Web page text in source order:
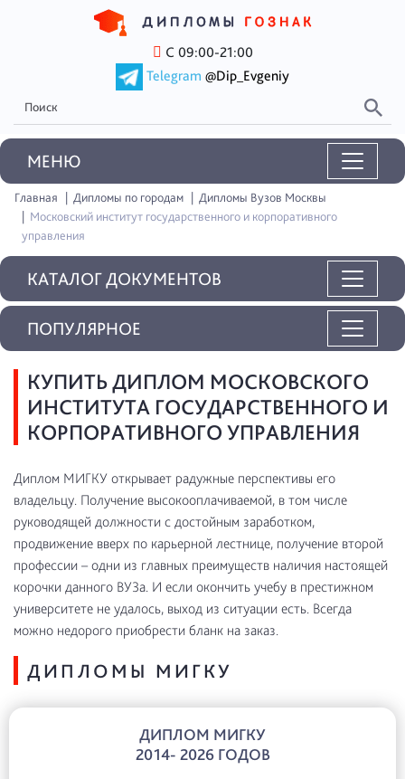
С 09:00-21:00
Telegram @Dip_Evgeniy
MEНЮ
Главная Дипломы по городам
Дипломы Вузов Москвы
Московский институт государственного и корпоративного
управления
КАТАЛОГ ДОКУМЕНТОВ
КУПИТЬ ДИПЛОМ МОСКОВСКОГО
ИНСТИТУТА ГОСУДАРСТВЕННОГО И
КОРПОРАТИВНОГО УПРАВЛЕНИЯ
Диплом МИГКУ открывает радужные перспективы его
владельцу. Получение высокооплачиваемой, в том числе
руководящей должности с достойным заработком,
продвижение вверх по карьерной лестнице, получение второй
профессии – одни из главных преимуществ наличия настоящей
корочки данного ВУЗа. И если окончить учебу в престижном
университете не удалось, выход из ситуации есть. Всегда
можно недорого приобрести бланк на заказ.
ДИПЛОМЫ МИГКУ
ДИПЛОМ МИГКУ
2014- 2026 ГОДОВ
ПОПУЛЯРНОЕ